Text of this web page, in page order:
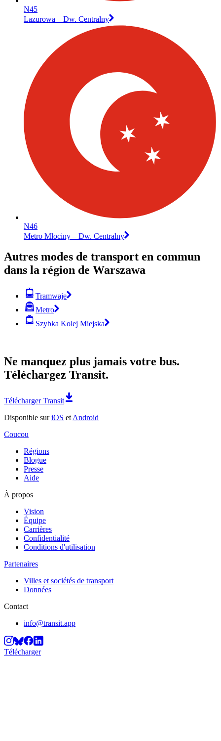
N45
Lazurowa – Dw. Centralny
N46
Metro Młociny – Dw. Centralny
Autres modes de transport en commun
dans la région de Warszawa
Tramwaje
Metro
Szybka Kolej Miejska
Ne manquez plus jamais votre bus.
Téléchargez Transit.
Télécharger Transit
Disponible suriOS et Android
Coucou
Régions
Blogue
Presse
Aide
À propos
Vision
Équipe
Carrières
Confidentialité
Conditions d'utilisation
Partenaires
Villes et sociétés de transport
Données
Contact
info@transit.app
Télécharger